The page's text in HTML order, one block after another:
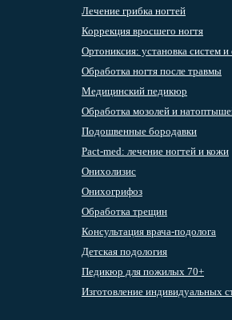
Лечение грибка ногтей
Коррекция вросшего ногтя
Ортониксия: установка систем и
Обработка ногтя после травмы
Медицинский педикюр
Обработка мозолей и
Подошвенные бородавки
Pact-med: лечение ногтей и кожи
Онихолизис
Онихогрифоз
Обработка трещин
Консультация врача-подолога
Детская подология
Педикюр для пожилых 70+
Изготовление индивидуальных